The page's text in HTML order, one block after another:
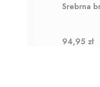
Srebrna
Cena
94,95 zł